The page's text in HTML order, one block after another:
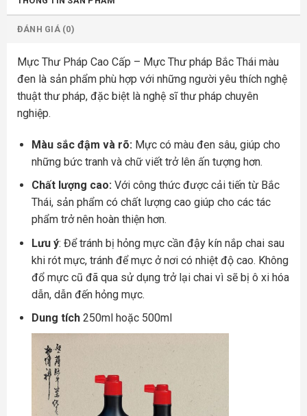
ĐÁNH GIÁ (0)
Mực Thư Pháp Cao Cấp – Mực Thư pháp Bắc Thái màu
đen là sản phẩm phù hợp với những người yêu thích nghệ
thuật thư pháp, đặc biệt là nghệ sĩ thư pháp chuyên
nghiệp.
Màu sắc đậm và rõ: Mực có màu đen sâu, giúp cho
những bức tranh và chữ viết trở lên ấn tượng hơn.
Chất lượng cao:Với công thức được cải tiến từ Bắc
Thái, sản phẩm có chất lượng cao giúp cho các tác
phẩm trở nên hoàn thiện hơn.
Lưu ý: Để tránh bị hỏng mực cần đậy kín nắp chai sau
khi rót mực, tránh để mực ở nơi có nhiệt độ cao. Không
đổ mực cũ đã qua sử dụng trở lại chai vì sẽ bị ô xi hóa
dẫn, dẫn đến hỏng mực.
Dung tích250ml hoặc 500ml